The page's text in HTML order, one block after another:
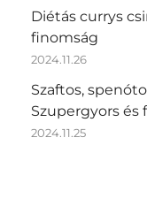
Diétás currys
finomság
2024.11.26
Szaftos,
Szupergyors
2024.11.25